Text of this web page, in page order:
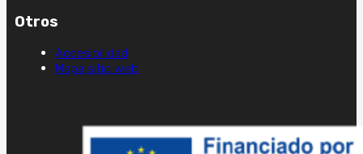
Otros
Accesibilidad
Mapa sitio web